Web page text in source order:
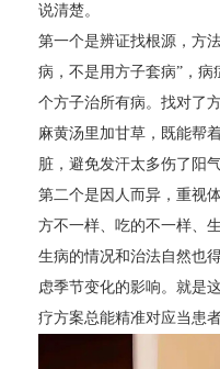
说清楚。
第一个是辨证找根源，方
病，不是用方子套病”，
个方子治所有病。找对了
麻黄汤里加甘草，既能帮
脏，避免发汗太多伤了阳
第二个是因人而异，重视
方不一样、吃的不一样、
生病的情况和治法自然也
虑季节变化的影响。就是
疗方案总能精准对应当患者